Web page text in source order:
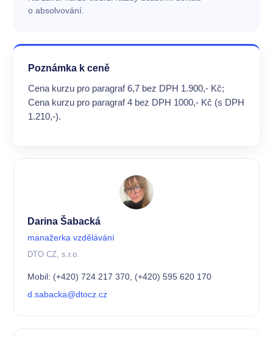
o absolvování.
Poznámka k ceně
Cena kurzu pro paragraf 6,7 bez DPH 1.900,- Kč;
Cena kurzu pro paragraf 4 bez DPH 1000,- Kč (s DPH
1.210,-).
Darina Šabacká
manažerka vzdělávání
DTO CZ, s.r.o.
Mobil: (+420) 724 217 370, (+420) 595 620 170
d.sabacka@dtocz.cz